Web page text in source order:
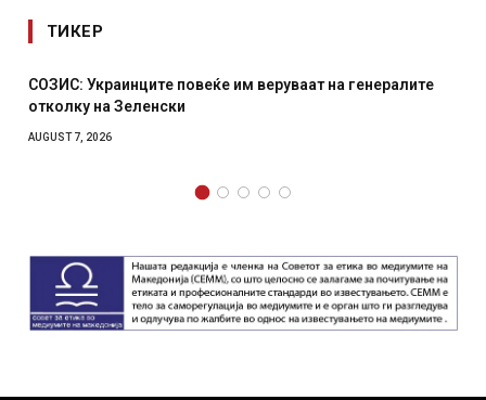
ТИКЕР
на генералите
Рачна бомба експлодира пред зграда во
српски град – оштетени автомобили и